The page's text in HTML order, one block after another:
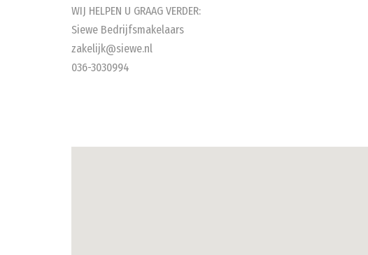
WIJ HELPEN U GRAAG VERDER:
Siewe Bedrijfsmakelaars
zakelijk@siewe.nl
036-3030994